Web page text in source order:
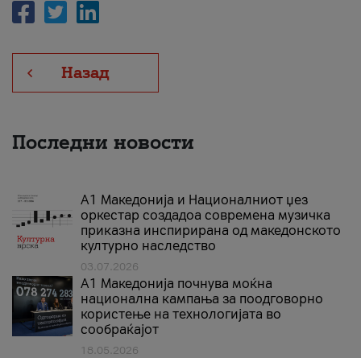
Назад
Последни новости
А1 Македонија и Националниот џез
оркестар создадоа современа музичка
приказна инспирирана од македонското
културно наследство
03.07.2026
A1 Македонија почнува моќна
национална кампања за поодговорно
користење на технологијата во
сообраќајот
18.05.2026